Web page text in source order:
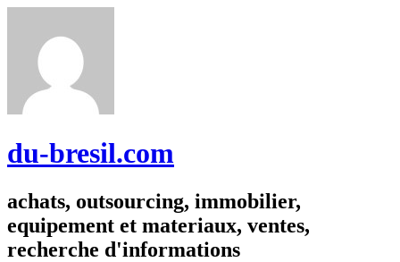
du-bresil.com
achats, outsourcing, immobilier,
equipement et materiaux, ventes,
recherche d'informations